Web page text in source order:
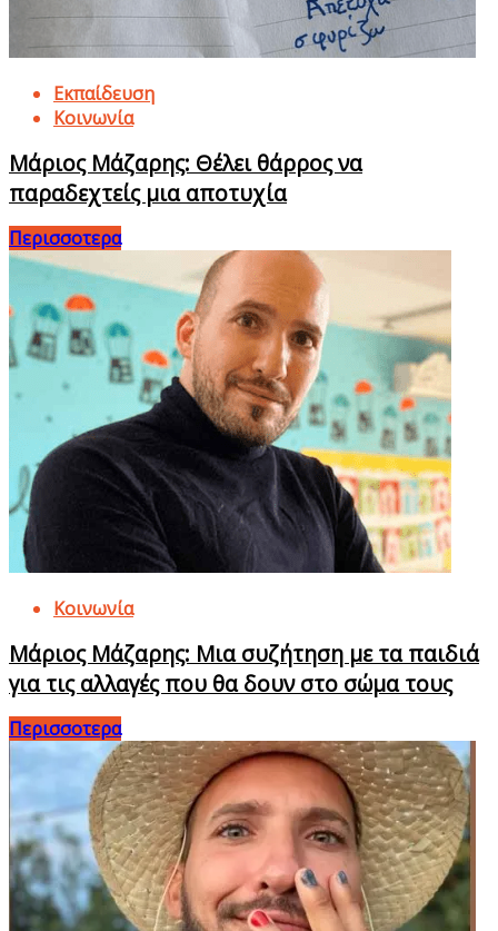
Εκπαίδευση
Κοινωνία
Μάριος Μάζαρης: Θέλει θάρρος να
παραδεχτείς μια αποτυχία
Περισσοτερα
Κοινωνία
Μάριος Μάζαρης: Μια συζήτηση με τα παιδιά
για τις αλλαγές που θα δουν στο σώμα τους
Περισσοτερα